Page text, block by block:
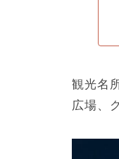
観光名
広場、